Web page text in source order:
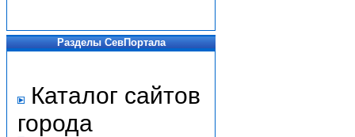
Разделы СевПортала
Каталог сайтов
города